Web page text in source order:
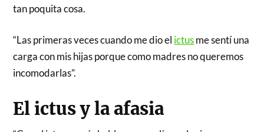
tan poquita cosa.
“Las primeras veces cuando me dio el ictusme sentí una
carga con mis hijas porque como madres no queremos
incomodarlas”.
El ictus y la afasia